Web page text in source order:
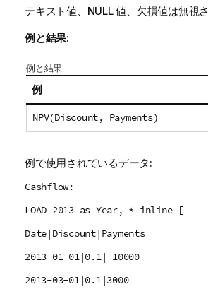
テキスト値、 NULL値、欠損値は無視さ
例と結果:
例と結果
例
NPV(Discount, Payments)
例で使用されているデータ:
Cashflow:
LOAD 2013 as Year, * inline [
Date|Discount|Payments
2013-01-01|0.1|-10000
2013-03-01|0.1|3000